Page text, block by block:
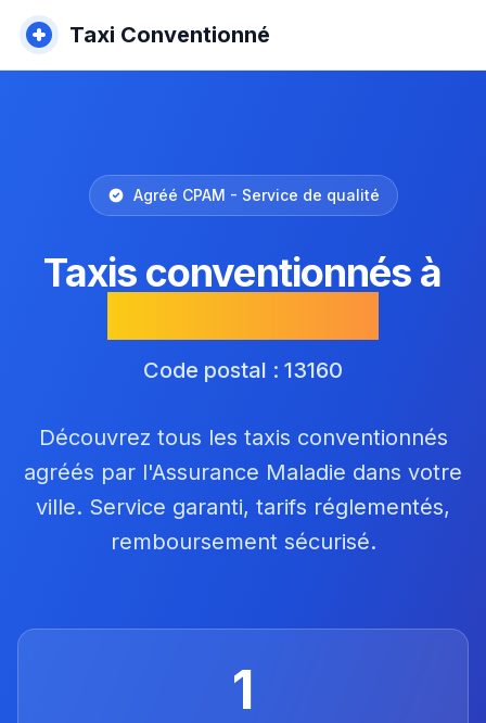
Taxi Conventionné
Agréé CPAM - Service de qualité
Taxis conventionnés à
Code postal : 13160
Découvrez tous les taxis conventionnés
agréés par l'Assurance Maladie dans votre
ville. Service garanti, tarifs réglementés,
remboursement sécurisé.
1